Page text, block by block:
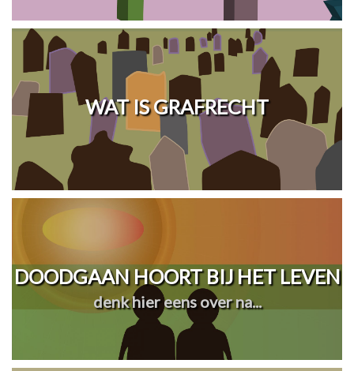
WAT IS GRAFRECHT
DOODGAAN HOORT BIJ HET LEVEN
denk hier eens over na...